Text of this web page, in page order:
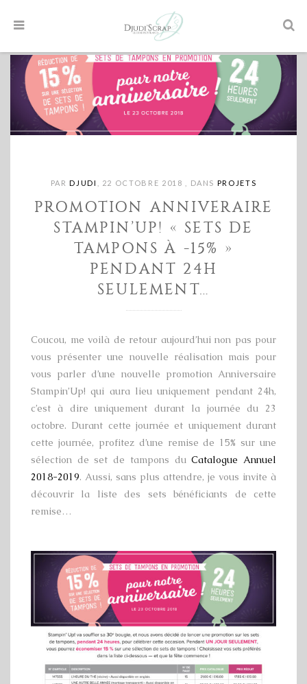
PARDJUDI 22 OCTOBRE 2018 DANS PROJETS
PROMOTION ANNIVERAIRE
STAMPIN’UP! « SETS DE
TAMPONS À -15% »
PENDANT 24H
SEULEMENT…
Coucou, me voilà de retour aujourd’hui non pas pour
vous présenter une nouvelle réalisation mais pour
vous parler d’une nouvelle promotion Anniversaire
Stampin’Up! qui aura lieu uniquement pendant 24h,
c’est à dire uniquement durant la journée du 23
octobre. Durant cette journée et uniquement durant
cette journée, profitez d’une remise de 15% sur une
sélection de set de tampons duCatalogue Annuel
2018-2019. Aussi, sans plus attendre, je vous invite à
découvrir la liste des sets bénéficiants de cette
remise…